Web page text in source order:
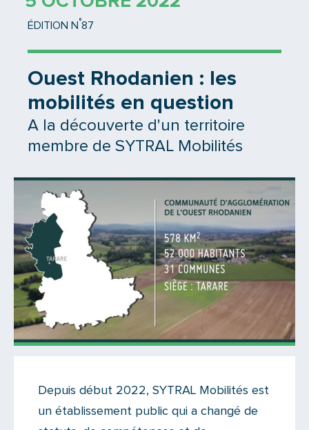
ÉDITION N °87
Ouest Rhodanien : les
mobilités en question
A la découverte d'un territoire
membre de SYTRAL Mobilités
Il y a 3 commentaires sur cet article
Ajoutez le vôtre
Depuis début 2022, SYTRAL Mobilités est
un établissement public qui a changé de